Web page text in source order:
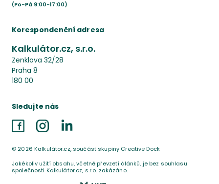
(Po-Pá 9:00-17:00)
Korespondenční adresa
Kalkulátor.cz, s.r.o.
Zenklova 32/28
Praha 8
180 00
Sledujte nás
FacebookInstagramLinkedIn
© 2026 Kalkulátor.cz, součást skupiny Creative Dock
Jakékoliv užití obsahu, včetně převzetí článků, je bez souhlasu
společnosti Kalkulátor.cz, s.r.o. zakázáno.